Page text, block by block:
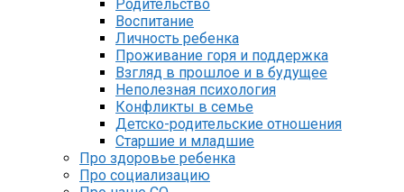
Родительство
Воспитание
Личность ребенка
Проживание горя и поддержка
Взгляд в прошлое и в будущее
Неполезная психология
Конфликты в семье
Детско-родительские отношения
Старшие и младшие
Про здоровье ребенка
Про социализацию